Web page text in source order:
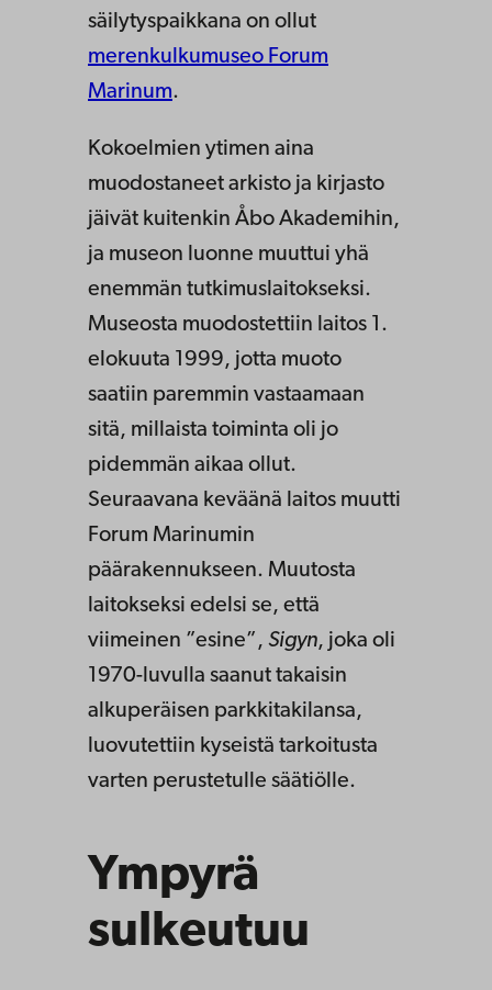
säilytyspaikkana on ollut
merenkulkumuseo Forum
Marinum.
Kokoelmien ytimen aina
muodostaneet arkisto ja kirjasto
jäivät kuitenkin Åbo Akademihin,
ja museon luonne muuttui yhä
enemmän tutkimuslaitokseksi.
Museosta muodostettiin laitos 1.
elokuuta 1999, jotta muoto
saatiin paremmin vastaamaan
sitä, millaista toiminta oli jo
pidemmän aikaa ollut.
Seuraavana keväänä laitos muutti
Forum Marinumin
päärakennukseen. Muutosta
laitokseksi edelsi se, että
viimeinen ”esine”, Sigyn, joka oli
1970-luvulla saanut takaisin
alkuperäisen parkkitakilansa,
luovutettiin kyseistä tarkoitusta
varten perustetulle säätiölle.
Ympyrä
sulkeutuu